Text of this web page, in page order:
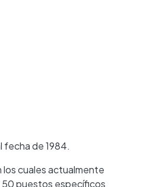
fecha de 1984.
cuales actualmente
50 puestos específicos